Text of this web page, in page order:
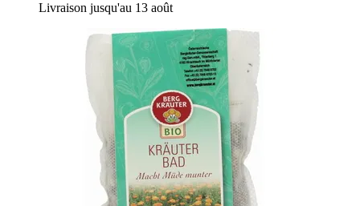
Livraison jusqu'au 13 août